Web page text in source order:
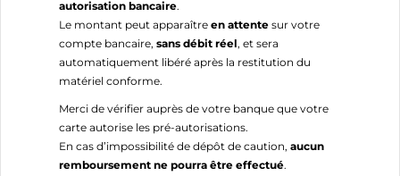
autorisation bancaire.
Le montant peut apparaître en attente sur votre
compte bancaire, sans débit réel, et sera
automatiquement libéré après la restitution du
matériel conforme.
Merci de vérifier auprès de votre banque que votre
carte autorise les pré-autorisations.
En cas d’impossibilité de dépôt de caution, aucun
remboursement ne pourra être effectué.